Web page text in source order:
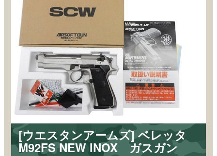
[ウエスタンアームズ] ベレッタ
M92FS NEW INOX ガスガン